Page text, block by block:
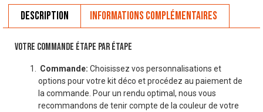
Description Informations complémentaires
VOTRE COMMANDE ÉTAPE PAR ÉTAPE
Commande: Choisissez vos personnalisations et
options pour votre kit déco et procédez au paiement de
la commande. Pour un rendu optimal, nous vous
recommandons de tenir compte de la couleur de votre